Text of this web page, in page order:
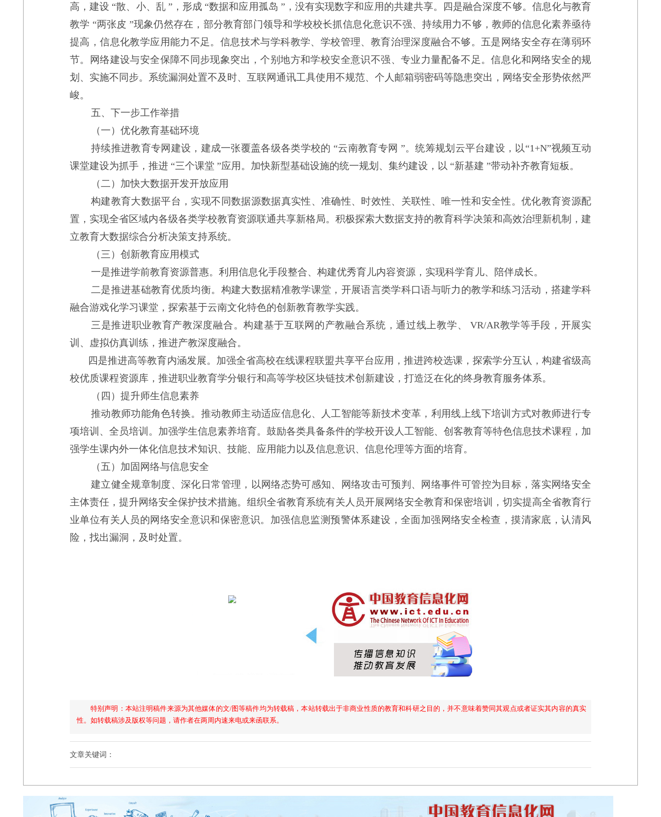
高，建设 “散、小、乱 ” ，形成 “数据和应用孤岛 ” ，没有实现数字和应用的共建共享。四是融合深度不够。信息化与教育
教学 “两张皮 ”现象仍然存在，部分教育部门领导和学校校长抓信息化意识不强、持续用力不够，教师的信息化素养亟待
提高，信息化教学应用能力不足。信息技术与学科教学、学校管理、教育治理深度融合不够。五是网络安全存在薄弱环
节。网络建设与安全保障不同步现象突出，个别地方和学校安全意识不强、专业力量配备不足。信息化和网络安全的规
划、实施不同步。系统漏洞处置不及时、互联网通讯工具使用不规范、个人邮箱弱密码等隐患突出，网络安全形势依然严
峻。
五、下一步工作举措
（一）优化教育基础环境
持续推进教育专网建设，建成一张覆盖各级各类学校的 “云南教育专网 ”。统筹规划云平台建设，以“1+N”视频互动
课堂建设为抓手，推进 “三个课堂 ”应用。加快新型基础设施的统一规划、集约建设，以 “新基建 ”带动补齐教育短板。
（二）加快大数据开发开放应用
构建教育大数据平台，实现不同数据源数据真实性、准确性、时效性、关联性、唯一性和安全性。优化教育资源配
置，实现全省区域内各级各类学校教育资源联通共享新格局。积极探索大数据支持的教育科学决策和高效治理新机制，建
立教育大数据综合分析决策支持系统。
（三）创新教育应用模式
一是推进学前教育资源普惠。利用信息化手段整合、构建优秀育儿内容资源，实现科学育儿、陪伴成长。
二是推进基础教育优质均衡。构建大数据精准教学课堂，开展语言类学科口语与听力的教学和练习活动，搭建学科
融合游戏化学习课堂，探索基于云南文化特色的创新教育教学实践。
三是推进职业教育产教深度融合。构建基于互联网的产教融合系统，通过线上教学、
VR/AR教学等手段，开展实
训、虚拟仿真训练，推进产教深度融合。
四是推进高等教育内涵发展。加强全省高校在线课程联盟共享平台应用，推进跨校选课，探索学分互认，构建省级高
校优质课程资源库，推进职业教育学分银行和高等学校区块链技术创新建设，打造泛在化的终身教育服务体系。
（四）提升师生信息素养
推动教师功能角色转换。推动教师主动适应信息化、人工智能等新技术变革，利用线上线下培训方式对教师进行专
项培训、全员培训。加强学生信息素养培育。鼓励各类具备条件的学校开设人工智能、创客教育等特色信息技术课程，加
强学生课内外一体化信息技术知识、技能、应用能力以及信息意识、信息伦理等方面的培育。
（五）加固网络与信息安全
建立健全规章制度、深化日常管理，以网络态势可感知、网络攻击可预判、网络事件可管控为目标，落实网络安全
主体责任，提升网络安全保护技术措施。组织全省教育系统有关人员开展网络安全教育和保密培训，切实提高全省教育行
业单位有关人员的网络安全意识和保密意识。加强信息监测预警体系建设，全面加强网络安全检查，摸清家底，认清风
险，找出漏洞，及时处置。
特别声明：本站注明稿件来源为其他媒体的文/图等稿件均为转载稿，本站转载出于非商业性质的教育和科研之目的，并不意味着赞同其观点或者证实其内容的真实
性。如转载稿涉及版权等问题，请作者在两周内速来电或来函联系。
文章关键词：